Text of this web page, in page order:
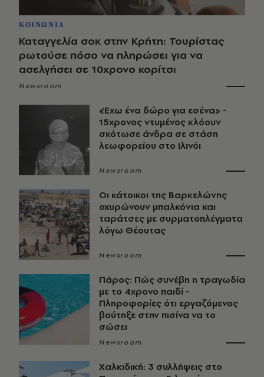
ΚΟΙΝΩΝΙΑ
Καταγγελία σοκ στην Κρήτη: Τουρίστας
ρωτούσε πόσο να πληρώσει για να
ασελγήσει σε 10χρονο κορίτσι
Newsroom
«Έχω ένα δώρο για εσένα» -
15χρονος ντυμένος κλόουν
σκότωσε άνδρα σε στάση
λεωφορείου στο Ιλινόι
Newsroom
Οι κάτοικοι της Βαρκελώνης
οχυρώνουν μπαλκόνια και
ταράτσες με συρματοπλέγματα
λόγω Θέουτας
Newsroom
Πάρος: Πώς συνέβη η τραγωδία
με το 4χρονο παιδί -
Πληροφορίες ότι εργαζόμενος
βούτηξε στην πισίνα να το
σώσει
Newsroom
Χαλκιδική: 3 συλλήψεις στο